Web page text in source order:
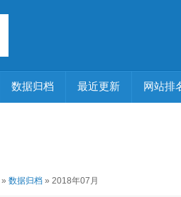
数据归档 最近更新 网站排
» 数据归档 » 2018年07月